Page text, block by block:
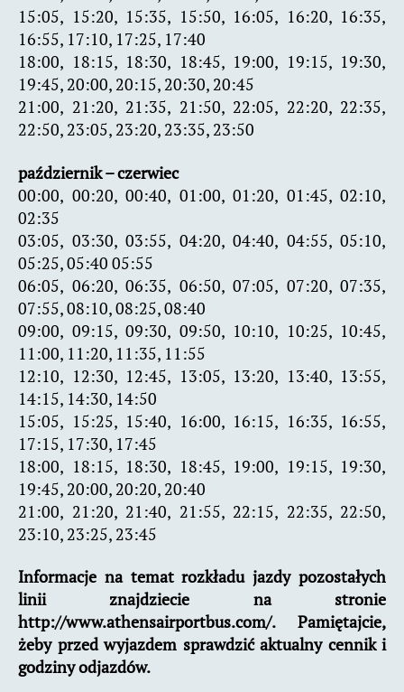
15:05, 15:20, 15:35, 15:50, 16:05, 16:20, 16:35,
16:55, 17:10, 17:25, 17:40
18:00, 18:15, 18:30, 18:45, 19:00, 19:15, 19:30,
19:45, 20:00, 20:15, 20:30, 20:45
21:00, 21:20, 21:35, 21:50, 22:05, 22:20, 22:35,
22:50, 23:05, 23:20, 23:35, 23:50
październik – czerwiec
00:00, 00:20, 00:40, 01:00, 01:20, 01:45, 02:10,
02:35
03:05, 03:30, 03:55, 04:20, 04:40, 04:55, 05:10,
05:25, 05:40 05:55
06:05, 06:20, 06:35, 06:50, 07:05, 07:20, 07:35,
07:55, 08:10, 08:25, 08:40
09:00, 09:15, 09:30, 09:50, 10:10, 10:25, 10:45,
11:00, 11:20, 11:35, 11:55
12:10, 12:30, 12:45, 13:05, 13:20, 13:40, 13:55,
14:15, 14:30, 14:50
15:05, 15:25, 15:40, 16:00, 16:15, 16:35, 16:55,
17:15, 17:30, 17:45
18:00, 18:15, 18:30, 18:45, 19:00, 19:15, 19:30,
19:45, 20:00, 20:20, 20:40
21:00, 21:20, 21:40, 21:55, 22:15, 22:35, 22:50,
23:10, 23:25, 23:45
Informacje na temat rozkładu jazdy pozostałych
linii znajdziecie na stronie
http://www.athensairportbus.com/. Pamiętajcie,
żeby przed wyjazdem sprawdzić aktualny cennik i
godziny odjazdów.